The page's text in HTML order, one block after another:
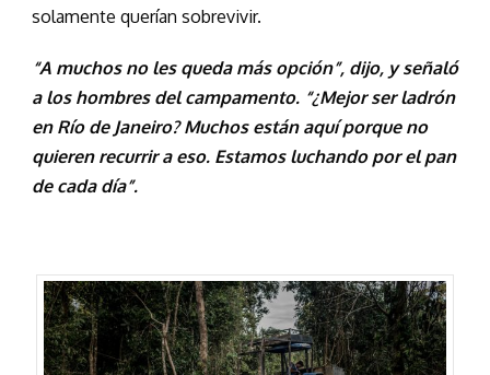
solamente querían sobrevivir.
“A muchos no les queda más opción”, dijo, y señaló
a los hombres del campamento. “¿Mejor ser ladrón
en Río de Janeiro? Muchos están aquí porque no
quieren recurrir a eso. Estamos luchando por el pan
de cada día”.